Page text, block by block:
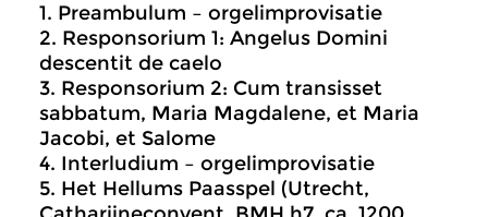
1. Preambulum – orgelimprovisatie
2. Responsorium 1: Angelus Domini
descentit de caelo
3. Responsorium 2: Cum transisset
sabbatum, Maria Magdalene, et Maria
Jacobi, et Salome
4. Interludium – orgelimprovisatie
5. Het Hellums Paasspel (Utrecht,